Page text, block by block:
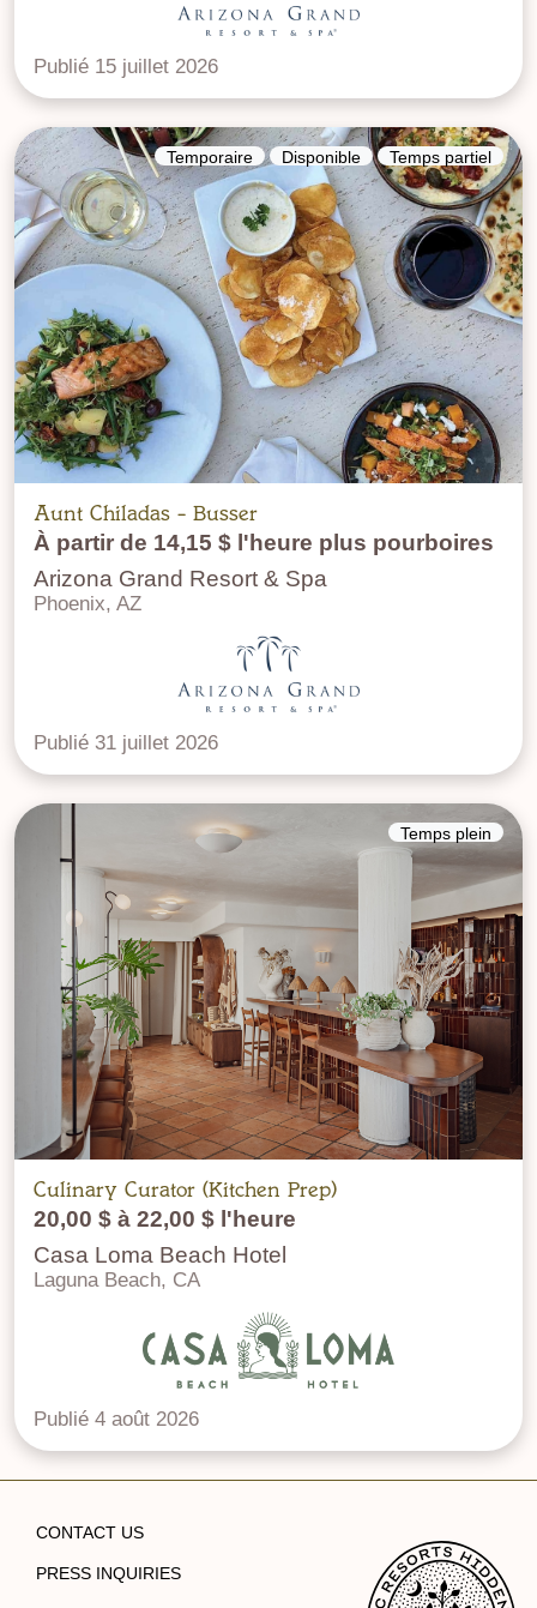
Publié 15 juillet 2026
Temporaire Disponible Temps partiel
Aunt Chiladas - Busser
À partir de 14,15 $ l'heure plus pourboires
Arizona Grand Resort & Spa
Phoenix, AZ
Publié 31 juillet 2026
Temps plein
Culinary Curator (Kitchen Prep)
20,00 $ à 22,00 $ l'heure
Casa Loma Beach Hotel
Laguna Beach, CA
Publié 4 août 2026
CONTACT US
PRESS INQUIRIES